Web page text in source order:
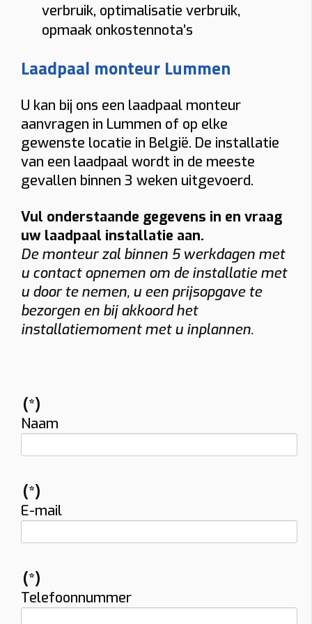
verbruik, optimalisatie verbruik,
opmaak onkostennota’s
Laadpaal monteur Lummen
U kan bij ons een laadpaal monteur
aanvragen in Lummen of op elke
gewenste locatie in België. De installatie
van een laadpaal wordt in de meeste
gevallen binnen 3 weken uitgevoerd.
Vul onderstaande gegevens in en vraag
uw laadpaal installatie aan.
De monteur zal binnen 5 werkdagen met
u contact opnemen om de installatie met
u door te nemen, u een prijsopgave te
bezorgen en bij akkoord het
installatiemoment met u inplannen.
(*)
Naam
(*)
E-mail
(*)
Telefoonnummer